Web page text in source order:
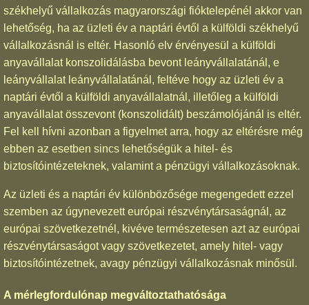
székhelyű vállalkozás magyarországi fióktelepénél akkor van
lehetőség, ha az üzleti év a naptári évtől a külföldi székhelyű
vállalkozásnál is eltér. Hasonló elv érvényesül a külföldi
anyavállalat konszolidálásba bevont leányvállalatánál, e
leányvállalat leányvállalatánál, feltéve hogy az üzleti év a
naptári évtől a külföldi anyavállalatnál, illetőleg a külföldi
anyavállalat összevont (konszolidált) beszámolójánál is eltér.
Fel kell hívni azonban a figyelmet arra, hogy az eltérésre még
ebben az esetben sincs lehetőségük a hitel- és
biztosítóintézeteknek, valamint a pénzügyi vállalkozásoknak.
Az üzleti és a naptári év különbözősége megengedett ezzel
szemben az úgynevezett európai részvénytársaságnál, az
európai szövetkezetnél, kivéve természetesen azt az európai
részvénytársaságot vagy szövetkezetet, amely hitel- vagy
biztosítóintézetnek, avagy pénzügyi vállalkozásnak minősül.
A mérlegfordulónap megváltoztathatósága